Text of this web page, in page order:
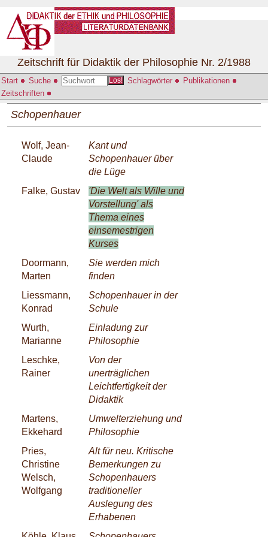
Start Suche Los! Schlagwörter
Publikationen
Zeitschriften
Zeitschrift für Didaktik der Philosophie Nr. 2/1988
Schopenhauer
Wolf, Jean-
Claude
Kant und
Schopenhauer über
die Lüge
Falke, Gustav
'Die Welt als Wille und
Vorstellung' als
Thema eines
einsemestrigen
Kurses
Doormann,
Marten
Sie werden mich
finden
Liessmann,
Konrad
Schopenhauer in der
Schule
Wurth,
Marianne
Einladung zur
Philosophie
Leschke,
Rainer
Von der
unerträglichen
Leichtfertigkeit der
Didaktik
Martens,
Ekkehard
Umwelterziehung und
Philosophie
Pries,
Christine
Welsch,
Wolfgang
Alt für neu. Kritische
Bemerkungen zu
Schopenhauers
traditioneller
Auslegung des
Erhabenen